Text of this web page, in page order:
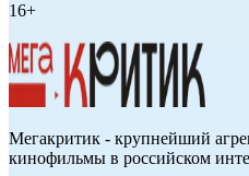
16+
Мегакритик - крупнейший
кинофильмы в российском